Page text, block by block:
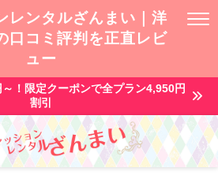
レンタルざんまい｜洋
口コミ評判を正直レビ
ュー
～！限定クーポンで全プラン4,950円
割引